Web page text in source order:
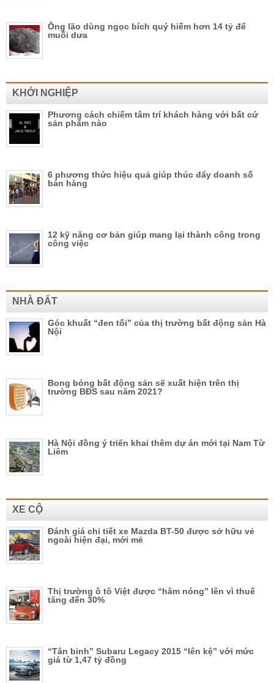
Ông lão dùng ngọc bích quý hiếm hơn 14 tỷ để
muối dưa
KHỞI NGHIỆP
Phương cách chiếm tâm trí khách hàng với bất cứ
sản phẩm nào
6 phương thức hiệu quả giúp thúc đẩy doanh số
bán hàng
12 kỹ năng cơ bản giúp mang lại thành công trong
công việc
NHÀ ĐẤT
Góc khuất “đen tối” của thị trường bất động sản Hà
Nội
Bong bóng bất động sản sẽ xuất hiện trên thị
trường BĐS sau năm 2021?
Hà Nội đồng ý triển khai thêm dự án mới tại Nam Từ
Liêm
XE CỘ
Đánh giá chi tiết xe Mazda BT-50 được sở hữu vẻ
ngoài hiện đại, mới mẻ
Thị trường ô tô Việt được “hâm nóng” lên vì thuế
tăng đến 30%
“Tân binh” Subaru Legacy 2015 “lên kệ” với mức
giá từ 1,47 tỷ đồng